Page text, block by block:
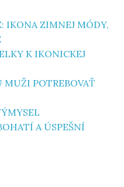
IKONA ZIMNEJ MÓDY,
K IKONICKEJ
MUŽI POTREBOVAŤ
A ÚSPEŠNÍ